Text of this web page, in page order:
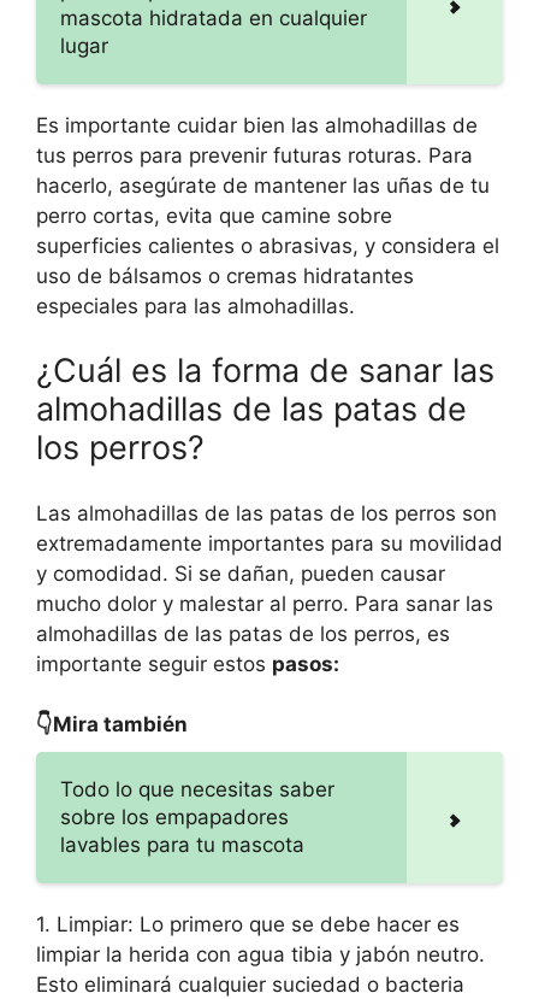
mascota hidratada en cualquier
lugar
Es importante cuidar bien las almohadillas de
tus perros para prevenir futuras roturas. Para
hacerlo, asegúrate de mantener las uñas de tu
perro cortas, evita que camine sobre
superficies calientes o abrasivas, y considera el
uso de bálsamos o cremas hidratantes
especiales para las almohadillas.
¿Cuál es la forma de sanar las
almohadillas de las patas de
los perros?
Las almohadillas de las patas de los perros son
extremadamente importantes para su movilidad
y comodidad. Si se dañan, pueden causar
mucho dolor y malestar al perro. Para sanar las
almohadillas de las patas de los perros, es
importante seguir estos pasos:
👇Mira también
Todo lo que necesitas saber
sobre los empapadores
lavables para tu mascota
1. Limpiar: Lo primero que se debe hacer es
limpiar la herida con agua tibia y jabón neutro.
Esto eliminará cualquier suciedad o bacteria